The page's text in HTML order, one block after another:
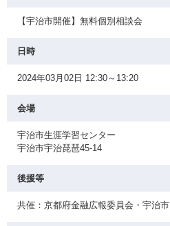
【宇治市開催】無料個別相談会
日時
2024年03月02日 12:30～13:20
会場
宇治市生涯学習センター
宇治市宇治琵琶45-14
後援等
共催：京都府金融広報委員会・宇治市